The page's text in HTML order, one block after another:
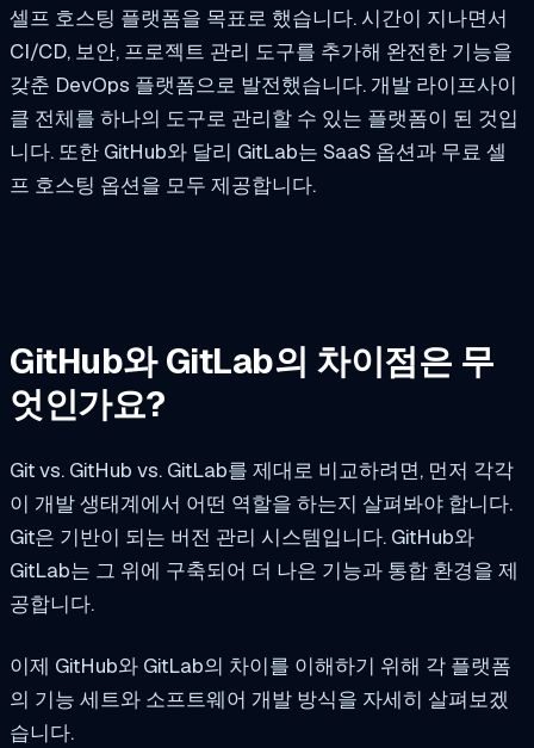
셀프 호스팅 플랫폼을 목표로 했습니다. 시간이 지나면서
CI/CD, 보안, 프로젝트 관리 도구를 추가해 완전한 기능을
갖춘 DevOps 플랫폼으로 발전했습니다. 개발 라이프사이
클 전체를 하나의 도구로 관리할 수 있는 플랫폼이 된 것입
니다. 또한 GitHub와 달리 GitLab는 SaaS 옵션과 무료 셀
프 호스팅 옵션을 모두 제공합니다.
GitHub와 GitLab의 차이점은 무
엇인가요?
Git vs. GitHub vs. GitLab를 제대로 비교하려면, 먼저 각각
이 개발 생태계에서 어떤 역할을 하는지 살펴봐야 합니다.
Git은 기반이 되는 버전 관리 시스템입니다. GitHub와
GitLab는 그 위에 구축되어 더 나은 기능과 통합 환경을 제
공합니다.
이제 GitHub와 GitLab의 차이를 이해하기 위해 각 플랫폼
의 기능 세트와 소프트웨어 개발 방식을 자세히 살펴보겠
습니다.